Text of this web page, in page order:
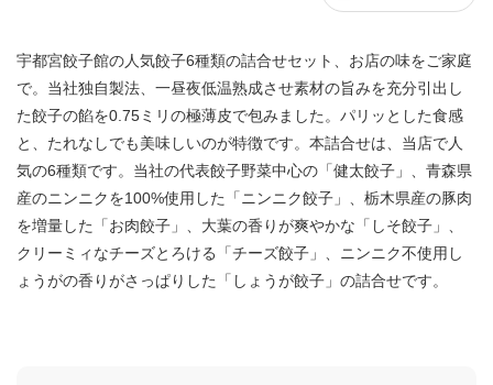
宇都宮餃子館の人気餃子6種類の詰合せセット、お店の味をご家庭
で。当社独自製法、一昼夜低温熟成させ素材の旨みを充分引出し
た餃子の餡を0.75ミリの極薄皮で包みました。パリッとした食感
と、たれなしでも美味しいのが特徴です。本詰合せは、当店で人
気の6種類です。当社の代表餃子野菜中心の「健太餃子」、青森県
産のニンニクを100%使用した「ニンニク餃子」、栃木県産の豚肉
を増量した「お肉餃子」、大葉の香りが爽やかな「しそ餃子」、
クリーミィなチーズとろける「チーズ餃子」、ニンニク不使用し
ょうがの香りがさっぱりした「しょうが餃子」の詰合せです。